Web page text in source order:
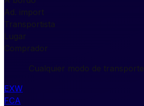
Ad. import
Transportista
Lugar
Comprador
Cualquier modo de transporte
EXW
FCA